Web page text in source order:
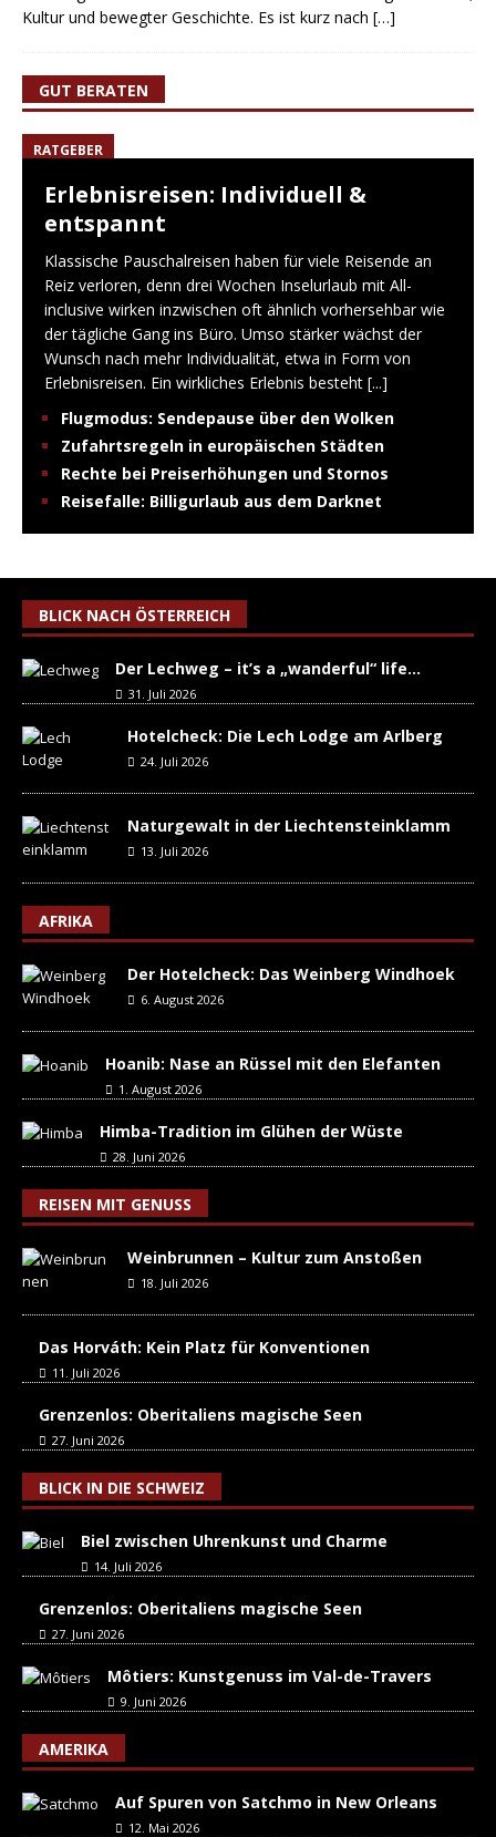
Kultur und bewegter Geschichte. Es ist kurz nach […]
GUT BERATEN
RATGEBER
Erlebnisreisen: Individuell &
entspannt
Klassische Pauschalreisen haben für viele Reisende an
Reiz verloren, denn drei Wochen Inselurlaub mit All-
inclusive wirken inzwischen oft ähnlich vorhersehbar wie
der tägliche Gang ins Büro. Umso stärker wächst der
Wunsch nach mehr Individualität, etwa in Form von
Erlebnisreisen. Ein wirkliches Erlebnis besteht [...]
Flugmodus: Sendepause über den Wolken
Zufahrtsregeln in europäischen Städten
Rechte bei Preiserhöhungen und Stornos
Reisefalle: Billigurlaub aus dem Darknet
BLICK NACH ÖSTERREICH
Der Lechweg – it’s a „wanderful“ life…
31. Juli 2026
Hotelcheck: Die Lech Lodge am Arlberg
24. Juli 2026
Naturgewalt in der Liechtensteinklamm
13. Juli 2026
AFRIKA
Der Hotelcheck: Das Weinberg Windhoek
6. August 2026
Hoanib: Nase an Rüssel mit den Elefanten
1. August 2026
Himba-Tradition im Glühen der Wüste
28. Juni 2026
REISEN MIT GENUSS
Weinbrunnen – Kultur zum Anstoßen
18. Juli 2026
Das Horváth: Kein Platz für Konventionen
11. Juli 2026
Grenzenlos: Oberitaliens magische Seen
27. Juni 2026
BLICK IN DIE SCHWEIZ
Biel zwischen Uhrenkunst und Charme
14. Juli 2026
Grenzenlos: Oberitaliens magische Seen
27. Juni 2026
Môtiers: Kunstgenuss im Val-de-Travers
9. Juni 2026
AMERIKA
Auf Spuren von Satchmo in New Orleans
12. Mai 2026